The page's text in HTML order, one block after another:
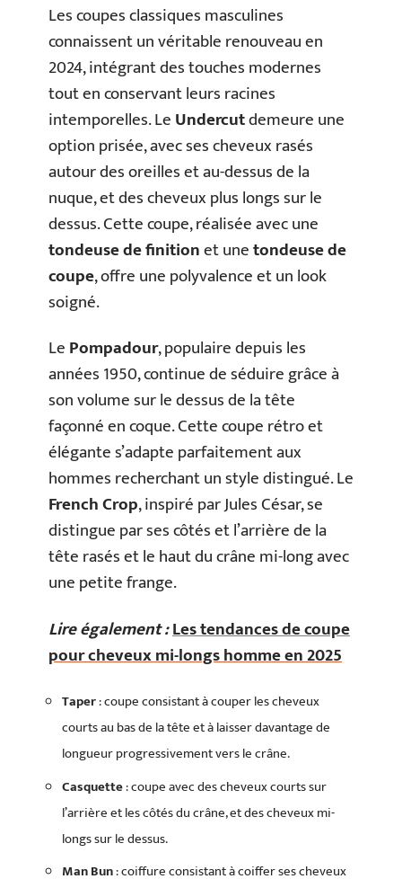
Les coupes classiques masculines
connaissent un véritable renouveau en
2024, intégrant des touches modernes
tout en conservant leurs racines
intemporelles. LeUndercutdemeure une
option prisée, avec ses cheveux rasés
autour des oreilles et au-dessus de la
nuque, et des cheveux plus longs sur le
dessus. Cette coupe, réalisée avec une
tondeuse de finitionet unetondeuse de
coupe, offre une polyvalence et un look
soigné.
LePompadour, populaire depuis les
années 1950, continue de séduire grâce à
son volume sur le dessus de la tête
façonné en coque. Cette coupe rétro et
élégante s’adapte parfaitement aux
hommes recherchant un style distingué. Le
French Crop, inspiré par Jules César, se
distingue par ses côtés et l’arrière de la
tête rasés et le haut du crâne mi-long avec
une petite frange.
Lire également :Les tendances de coupe
pour cheveux mi-longs homme en 2025
Taper: coupe consistant à couper les cheveux
courts au bas de la tête et à laisser davantage de
longueur progressivement vers le crâne.
Casquette: coupe avec des cheveux courts sur
l’arrière et les côtés du crâne, et des cheveux mi-
longs sur le dessus.
Man Bun: coiffure consistant à coiffer ses cheveux